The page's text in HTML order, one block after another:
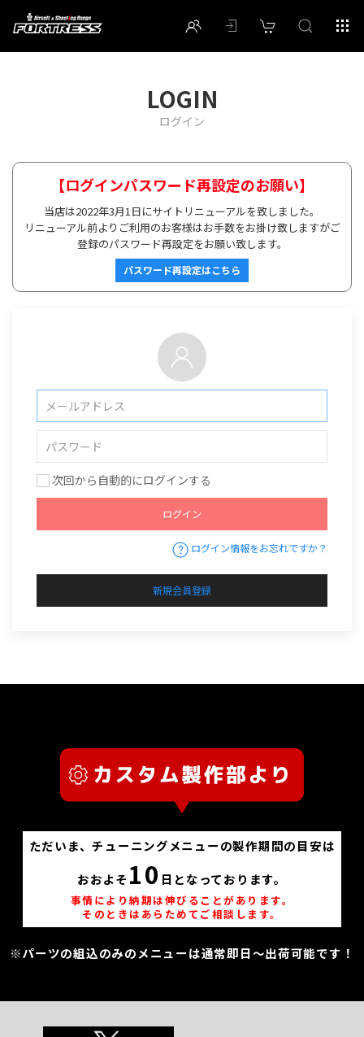
LOGIN
ログイン
【ログインパスワード再設定のお願い】
当店は2022年3月1日にサイトリニューアルを致しました。
リニューアル前よりご利用のお客様はお手数をお掛け致しますがご
登録のパスワード再設定をお願い致します。
パスワード再設定はこちら
次回から自動的にログインする
ログイン
ログイン情報をお忘れですか？
新規会員登録
ただいま、チューニングメニューの製作期間の目安は
おおよそ 10 日となっております。
事情により納期は伸びることがあります。
そのときはあらためてご相談します。
※パーツの組込のみのメニューは通常即日～出荷可能です！